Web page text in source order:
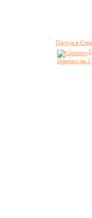
Погода в
Прогноз на 2